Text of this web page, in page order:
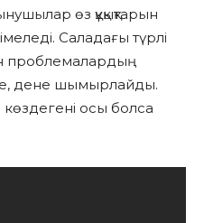
өз құқықтарын
Саладағы түрлі
проблемалардың
дене шымырлайды.
осы болса